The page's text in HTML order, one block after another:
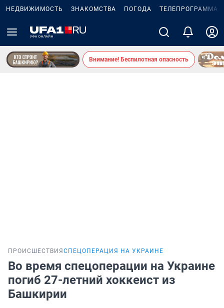
НЕДВИЖИМОСТЬ ЗНАКОМСТВА ПОГОДА ТЕЛЕПРОГРАММА
Внимание! Беспилотная опасность
ПРОИСШЕСТВИЯ СПЕЦОПЕРАЦИЯ НА УКРАИНЕ
Во время спецоперации на Украине
погиб 27-летний хоккеист из
Башкирии